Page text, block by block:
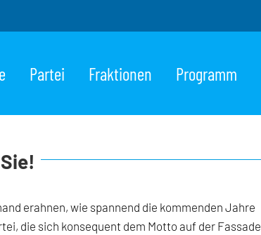
Partei Fraktionen Programm
erahnen, wie spannend die kommenden Jahre
die sich konsequent dem Motto auf der Fassade